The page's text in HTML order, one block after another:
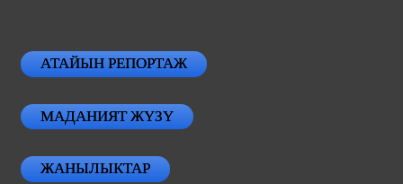
АТАЙЫН РЕПОРТАЖ
МАДАНИЯТ ЖҮЗҮ
ЖАНЫЛЫКТАР